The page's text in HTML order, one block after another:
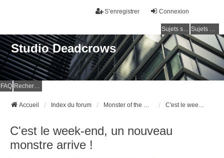
Connexion
S’enregistrer
Sujets sans réponse Sujets actifs
Studio Deadcrows
FAQ Rechercher
Accueil Index du forum Monster of the Week C'est le week-end, un nouveau monstre arrive !
C'est le week-end, un nouveau
monstre arrive !